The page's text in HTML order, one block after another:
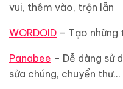
vui, thêm vào, trộn lẫn
WORDOID – Tạo những
Panabee – Dễ dàng sử
sửa chúng, chuyển thư…